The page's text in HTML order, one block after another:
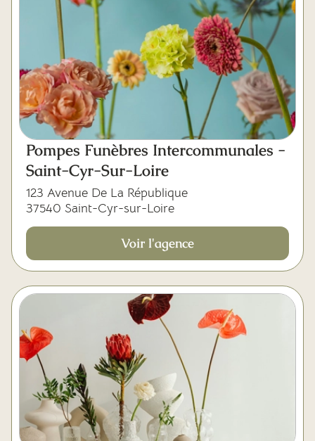
Pompes Funèbres Intercommunales -
Saint-Cyr-Sur-Loire
123 Avenue De La République
37540 Saint-Cyr-sur-Loire
Voir l'agence